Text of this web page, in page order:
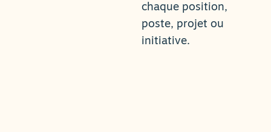
chaque position,
poste, projet ou
initiative.